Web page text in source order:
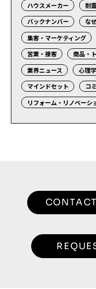
ハウスメーカー
耐
バックナンバー
な
集客・マーケティング
営業・接客
商品・
業界ニュース
心理学
マインドセット
コ
リフォーム・リノベーシ
CONTACT